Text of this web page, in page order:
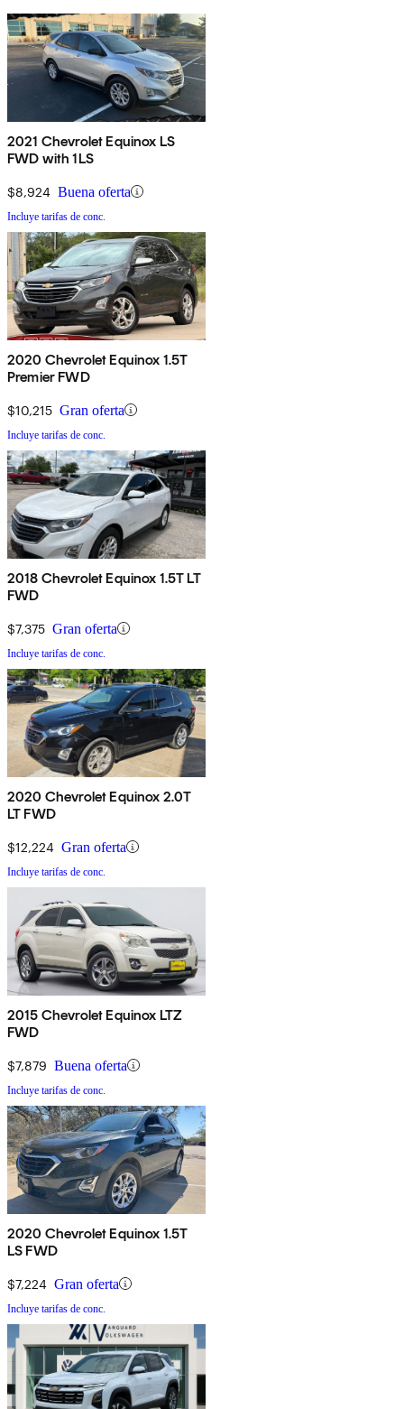
2021 Chevrolet Equinox LS
FWD with 1LS
$8,924 Buena oferta
Incluye tarifas de conc.
2020 Chevrolet Equinox 1.5T
Premier FWD
$10,215 Gran oferta
Incluye tarifas de conc.
2018 Chevrolet Equinox 1.5T LT
FWD
$7,375 Gran oferta
Incluye tarifas de conc.
2020 Chevrolet Equinox 2.0T
LT FWD
$12,224 Gran oferta
Incluye tarifas de conc.
2015 Chevrolet Equinox LTZ
FWD
$7,879 Buena oferta
Incluye tarifas de conc.
2020 Chevrolet Equinox 1.5T
LS FWD
$7,224 Gran oferta
Incluye tarifas de conc.